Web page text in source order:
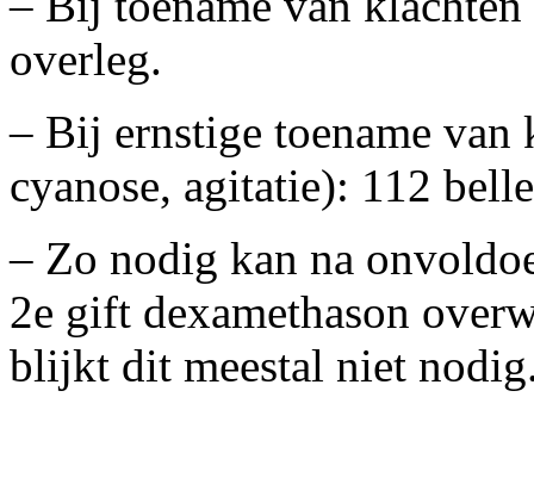
overleg.
– Bij ernstige toename van
cyanose, agitatie): 112
– Zo nodig kan na
2e gift dexamethason
blijkt dit meestal niet